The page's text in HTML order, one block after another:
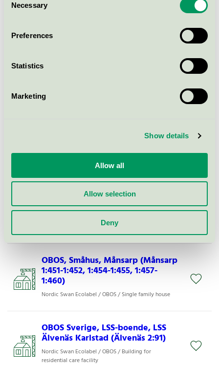
Selection
Necessary
Preferences
Statistics
Marketing
Show details
Allow all
Allow selection
Deny
OBOS, Småhus, Brf Hjärtbladet
Nordic Swan Ecolabel / OBOS / Single family house
OBOS, Småhus, Smålandsvillan
OBOS, Småhus, Brf Önskan i
Rydebäck (Borgen 1, Brändön,
Sandön 1)
Nordic Swan Ecolabel / OBOS / Single family house
OBOS, Småhus, Månsarp (Månsarp
1:451-1:452, 1:454-1:455, 1:457-
1:460)
Nordic Swan Ecolabel / OBOS / Single family house
OBOS Sverige, LSS-boende, LSS
Älvenäs Karlstad (Älvenäs 2:91)
Nordic Swan Ecolabel / OBOS / Building for
residential care facility